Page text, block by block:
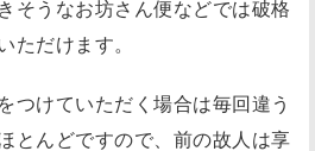
そうなお坊さん便などでは破格
ただけます。
つけていただく場合は毎回違う
とんどですので、前の故人は享